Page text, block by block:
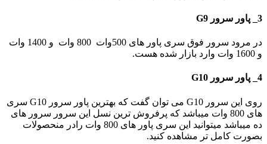
3_ پاور سرور G9
در مرود سرور فوق سری پاور های 500وات 800 وات و 1400 وات
و 1600 وات وارد بازار شده هست.
4_ پاور سرور G10
روی این سرور G10 می توان گفت که بهترین پاور سرور G10 سری
های 800 وات میباشد که پرفروش ترین نسل این سرور سرور های
ده میباشد میتوانید این سری پاور های 800 وات رادر منحصولات
بصورت کامل تر مشاهده کنید.